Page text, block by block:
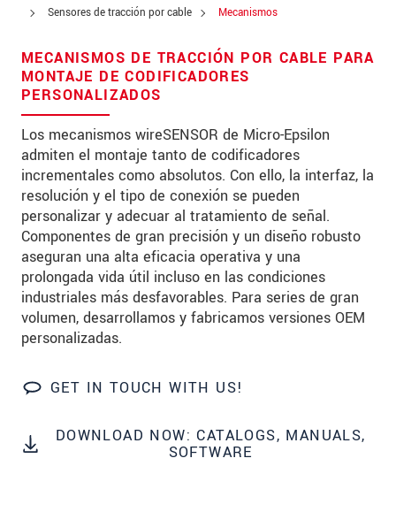
Sensores de tracción por cable
Mecanismos
MECANISMOS DE TRACCIÓN POR CABLE PARA
MONTAJE DE CODIFICADORES
PERSONALIZADOS
Los mecanismos wireSENSOR de Micro-Epsilon
admiten el montaje tanto de codificadores
incrementales como absolutos. Con ello, la interfaz, la
resolución y el tipo de conexión se pueden
personalizar y adecuar al tratamiento de señal.
Componentes de gran precisión y un diseño robusto
aseguran una alta eficacia operativa y una
prolongada vida útil incluso en las condiciones
industriales más desfavorables. Para series de gran
volumen, desarrollamos y fabricamos versiones OEM
personalizadas.
GET IN TOUCH WITH US!
DOWNLOAD NOW: CATALOGS, MANUALS,
SOFTWARE
Telephone
E-Mail*
Message*
* Mandatory fields
We treat your data confidentially. Please read our
data privacy statement.